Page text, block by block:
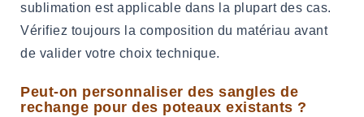
sublimation est applicable dans la plupart des cas.
Vérifiez toujours la composition du matériau avant
de valider votre choix technique.
Peut-on personnaliser des sangles de
rechange pour des poteaux existants ?